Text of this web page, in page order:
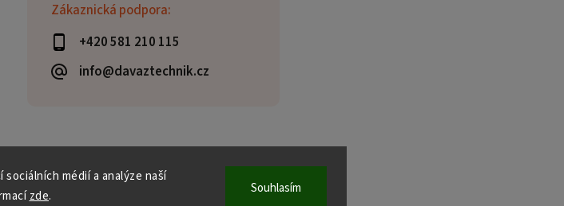
médií a analýze naší
zde. Souhlasím
Zákaznická podpora:
+420 581 210 115
info@davaztechnik.cz